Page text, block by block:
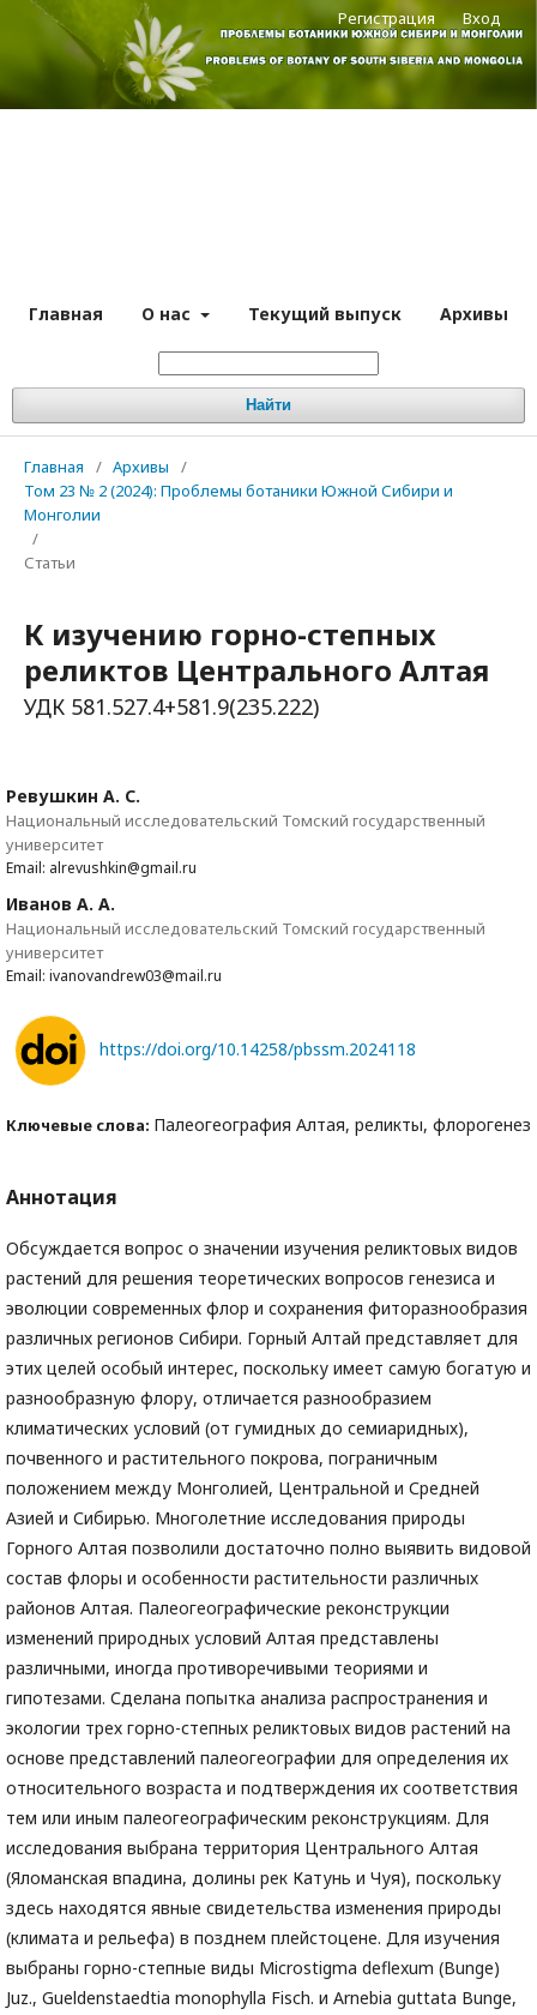
Главная О нас Текущий выпуск Архивы
Найти
Регистрация Вход
Главная / Архивы
/
Том 23 № 2 (2024): Проблемы ботаники Южной Сибири и
Монголии
/
Статьи
К изучению горно-степных
реликтов Центрального Алтая
УДК 581.527.4+581.9(235.222)
Ревушкин А. С.
Национальный исследовательский Томский государственный
университет
Email: alrevushkin@gmail.ru
Иванов А. А.
Национальный исследовательский Томский государственный
университет
Email: ivanovandrew03@mail.ru
https://doi.org/10.14258/pbssm.2024118
Ключевые слова: Палеогеография Алтая, реликты, флорогенез
Аннотация
Обсуждается вопрос о значении изучения реликтовых видов
растений для решения теоретических вопросов генезиса и
эволюции современных флор и сохранения фиторазнообразия
различных регионов Сибири. Горный Алтай представляет для
этих целей особый интерес, поскольку имеет самую богатую и
разнообразную флору, отличается разнообразием
климатических условий (от гумидных до семиаридных),
почвенного и растительного покрова, пограничным
положением между Монголией, Центральной и Средней
Азией и Сибирью. Многолетние исследования природы
Горного Алтая позволили достаточно полно выявить видовой
состав флоры и особенности растительности различных
районов Алтая. Палеогеографические реконструкции
изменений природных условий Алтая представлены
различными, иногда противоречивыми теориями и
гипотезами. Сделана попытка анализа распространения и
экологии трех горно-степных реликтовых видов растений на
основе представлений палеогеографии для определения их
относительного возраста и подтверждения их соответствия
тем или иным палеогеографическим реконструкциям. Для
исследования выбрана территория Центрального Алтая
(Яломанская впадина, долины рек Катунь и Чуя), поскольку
здесь находятся явные свидетельства изменения природы
(климата и рельефа) в позднем плейстоцене. Для изучения
выбраны горно-степные виды Microstigma deflexum (Bunge)
Juz., Gueldenstaedtia monophylla Fisch. и Arnebia guttata Bunge,